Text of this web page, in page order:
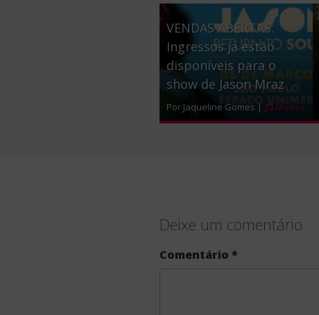
VENDAS ABERTAS:
Ingressos já estão
disponíveis para o
show de Jason Mraz
Por Jaqueline Gomes | Música
Deixe um comentário
Comentário *